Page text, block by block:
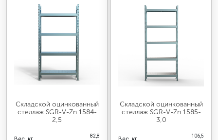
Складской оцинкованный
стеллаж SGR-V-Zn 1584-
2,5
82,8
Складской оцинкованный
стеллаж SGR-V-Zn 1585-
3,0
106,5